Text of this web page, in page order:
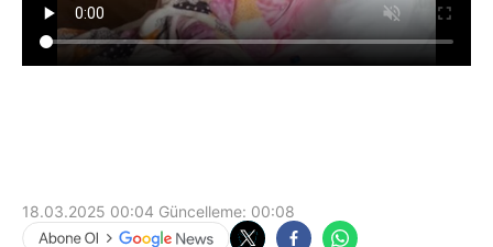
18.03.2025 00:04 Güncelleme: 00:08